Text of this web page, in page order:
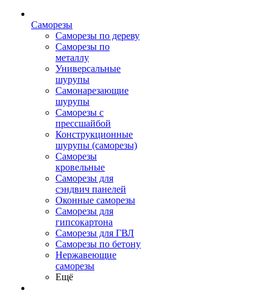
Саморезы
Саморезы по дереву
Саморезы по
металлу
Универсальные
шурупы
Самонарезающие
шурупы
Саморезы с
прессшайбой
Конструкционные
шурупы (саморезы)
Саморезы
кровельные
Саморезы для
сэндвич панелей
Оконные саморезы
Саморезы для
гипсокартона
Саморезы для ГВЛ
Саморезы по бетону
Нержавеющие
саморезы
Ещё